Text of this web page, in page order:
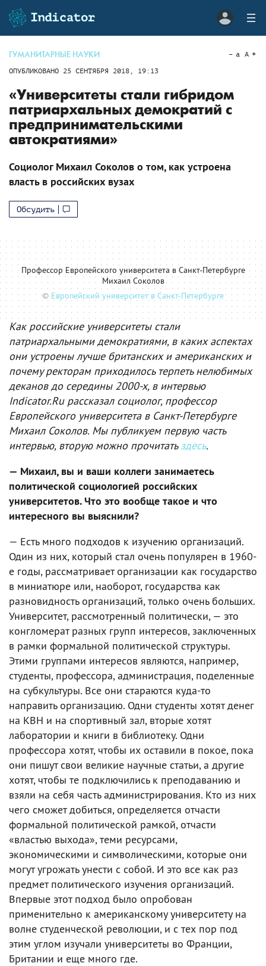
ГУМАНИТАРНЫЕ НАУКИ
ОПУБЛИКОВАНО 25 СЕНТЯБРЯ 2018, 19:13
a A
«Университеты стали гибридом
патриархальных демократий с
предпринимательскими
автократиями»
Социолог Михаил Соколов о том, как устроена
власть в российских вузах
Обсудить
Профессор Европейского университета в Санкт-Петербурге
Михаил Соколов
© Европейский университет в Санкт-Петербурге
Как российские университеты стали
патриархальными демократиями, в каких аспектах
они устроены лучше британских и американских и
почему ректорам приходилось терпеть нелюбимых
деканов до середины 2000-х, в интервью
Indicator.Ru рассказал социолог, профессор
Европейского университета в Санкт-Петербурге
Михаил Соколов. Мы публикуем первую часть
интервью, вторую можно прочитатьздесь.
— Михаил, вы и ваши коллеги занимаетесь
политической социологией российских
университетов. Что это вообще такое и что
интересного вы выяснили?
— Есть много подходов к изучению организаций.
Один из них, который стал очень популярен в 1960-
е годы, рассматривает организации как государство
в миниатюре или, наоборот, государства как
разновидность организаций, только очень больших.
Университет, рассмотренный политически, — это
конгломерат разных групп интересов, заключенных
в рамки формальной политической структуры.
Этими группами интересов являются, например,
студенты, профессора, администрация, поделенные
на субкультуры. Все они стараются куда-то
направить организацию. Одни студенты хотят денег
на КВН и на спортивный зал, вторые хотят
лаборатории и книги в библиотеку. Одни
профессора хотят, чтобы их оставили в покое, пока
они пишут свои великие научные статьи, а другие
хотят, чтобы те подключились к преподаванию и
взяли на себя часть администрирования. Кто из них
чего сможет добиться, определяется отчасти
формальной политической рамкой, отчасти
«властью выхода», теми ресурсами,
экономическими и символическими, которые они
могут угрожать унести с собой. И это все как раз
предмет политического изучения организаций.
Впервые этот подход было опробован
применительно к американскому университету на
волне студенческой революции, и с тех пор под
этим углом изучали университеты во Франции,
Британии и еще много где.